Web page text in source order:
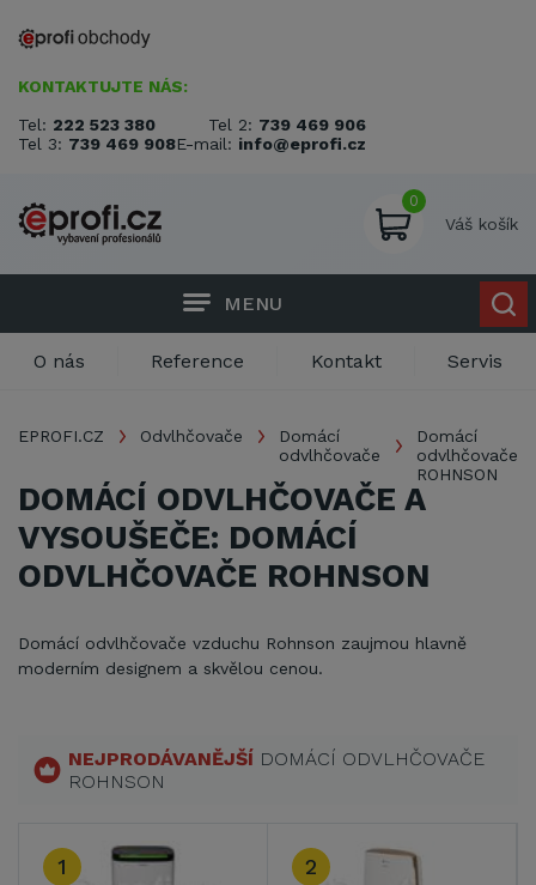
KONTAKTUJTE NÁS:
Tel: 222 523 380 Tel 2: 739 469 906
Tel 3: 739 469 908E-mail: info@eprofi.cz
0
Váš košík
MENU
O nás Reference Kontakt Servis
EPROFI.CZ Odvlhčovače
Domácí
odvlhčovače
Domácí
odvlhčovače
ROHNSON
DOMÁCÍ ODVLHČOVAČE A
VYSOUŠEČE: DOMÁCÍ
ODVLHČOVAČE ROHNSON
Domácí odvlhčovače vzduchu Rohnson zaujmou hlavně
moderním designem a skvělou cenou.
NEJPRODÁVANĚJŠÍ DOMÁCÍ ODVLHČOVAČE
ROHNSON
1 2